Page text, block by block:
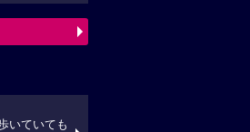
いていても